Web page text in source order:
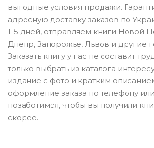
выгодные условия продажи.
адресную доставку заказов по
1-5 дней, отправляем книги Новой
Днепр, Запорожье, Львов и другие
Заказать книгу у нас не составит
только выбрать из каталога
издание с фото и кратким
оформление заказа по телефону
позаботимся, чтобы вы получили
скорее.